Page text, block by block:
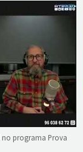
no programa Prova